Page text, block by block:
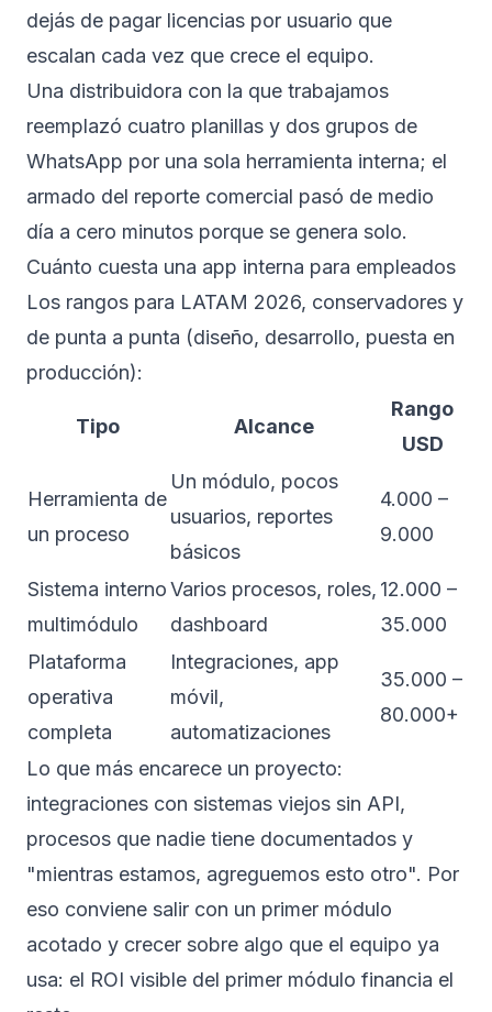
dejás de pagar licencias por usuario que
escalan cada vez que crece el equipo.
Una distribuidora con la que trabajamos
reemplazó cuatro planillas y dos grupos de
WhatsApp por una sola herramienta interna; el
armado del reporte comercial pasó de medio
día a cero minutos porque se genera solo.
Cuánto cuesta una app interna para empleados
Los rangos para LATAM 2026, conservadores y
de punta a punta (diseño, desarrollo, puesta en
producción):
Tipo Alcance
Rango
USD
Herramienta de
un proceso
Un módulo, pocos
usuarios, reportes
básicos
4.000 –
9.000
Sistema interno
multimódulo
Varios procesos, roles,
dashboard
12.000 –
35.000
Plataforma
operativa
completa
Integraciones, app
móvil,
automatizaciones
35.000 –
80.000+
Lo que más encarece un proyecto:
integraciones con sistemas viejos sin API,
procesos que nadie tiene documentados y
"mientras estamos, agreguemos esto otro". Por
eso conviene salir con un primer módulo
acotado y crecer sobre algo que el equipo ya
usa: el ROI visible del primer módulo financia el